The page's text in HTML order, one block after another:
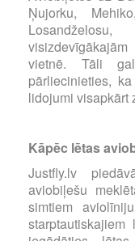
Ņujorku,
vietnē. Tāli
pārliecinieties,
lidojumi visapkārt
Kāpēc lētas
Justfly.lv
aviobiļešu
simtiem